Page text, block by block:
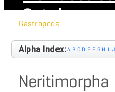
Catalunya
Gastropoda
Alpha Index:A B C D E F G H I J
Neritimorpha